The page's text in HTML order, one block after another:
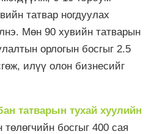
татвар ногдуулах
Мөн 90 хувийн татварын
орлогын босгыг 2.5
илүү олон бизнесийг
татварын тухай хуулийн
босгыг 400 сая